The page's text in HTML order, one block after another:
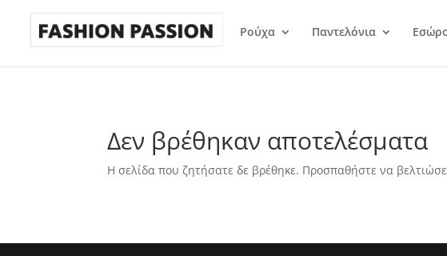
Ρούχα Παντελόνια
Δεν βρέθηκαν αποτελέσματα
Η σελίδα που ζητήσατε δε βρέθηκε. Προσπαθήστε να